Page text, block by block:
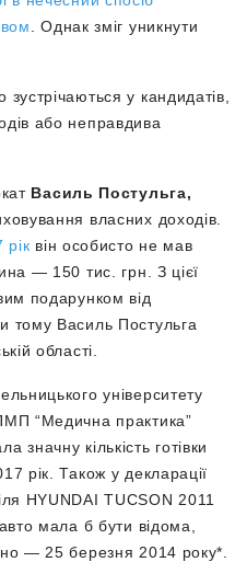
. Однак зміг уникнути
у кандидатів,
або неправдива
Василь Постульга,
власних доходів.
рік він особисто не мав
— 150 тис. грн. З цієї
подарунком від
тому Василь Постульга
області.
університету
“Медична практика”
значну кількість готівки
рік. Також у декларації
HYUNDAI TUCSON 2011
мала б бути відома,
— 25 березня 2014 року*.